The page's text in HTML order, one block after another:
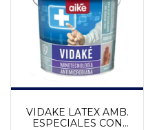
VIDAKE LATEX AMB.
ESPECIALES CON